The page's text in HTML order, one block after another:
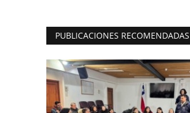
PUBLICACIONES RECOMENDADAS